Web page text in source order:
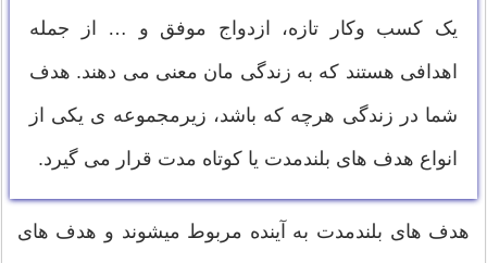
یک کسب وکار تازه، ازدواج موفق و … از جمله
اهدافی هستند که به زندگی مان معنی می دهند. هدف
شما در زندگی هرچه که باشد، زیرمجموعه ی یکی از
انواع هدف های بلندمدت یا کوتاه مدت قرار می گیرد.
هدف های بلندمدت به آينده مربوط میشوند و هدف های